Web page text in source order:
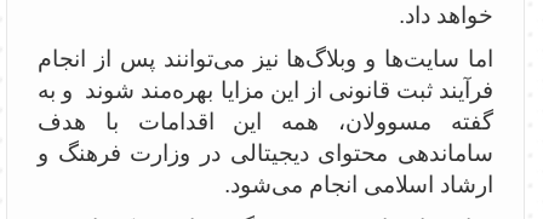
خواهد داد.
اما سایت‌ها و وبلاگ‌ها نیز می‌توانند پس از انجام
فرآیند ثبت قانونی از این مزایا بهره‌مند شوند و به
گفته مسوولان، همه این اقدامات با هدف
ساماندهی محتوای دیجیتالی در وزارت فرهنگ و
ارشاد اسلامی انجام می‌شود.